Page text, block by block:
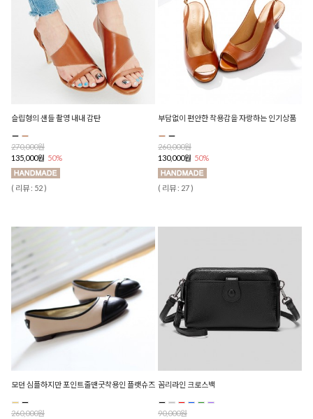
슬립형의 샌들 촬영 내내 감탄
270,000원
135,000원 50%
( 리뷰 : 52 )
부담없이 편안한 착용감을 자랑하는 인기상품
260,000원
130,000원 50%
( 리뷰 : 27 )
모던 심플하지만 포인트줄땐굿착용인 플랫슈즈
260,000원
꼼리라인 크로스백
90,000원